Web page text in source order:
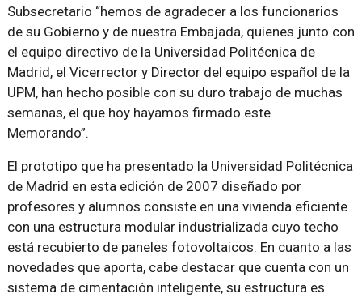
Subsecretario “hemos de agradecer a los funcionarios
de su Gobierno y de nuestra Embajada, quienes junto con
el equipo directivo de la Universidad Politécnica de
Madrid, el Vicerrector y Director del equipo español de la
UPM, han hecho posible con su duro trabajo de muchas
semanas, el que hoy hayamos firmado este
Memorando”.
El prototipo que ha presentado la Universidad Politécnica
de Madrid en esta edición de 2007 diseñado por
profesores y alumnos consiste en una vivienda eficiente
con una estructura modular industrializada cuyo techo
está recubierto de paneles fotovoltaicos. En cuanto a las
novedades que aporta, cabe destacar que cuenta con un
sistema de cimentación inteligente, su estructura es